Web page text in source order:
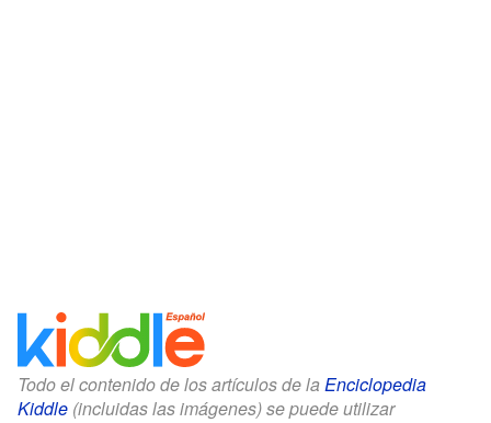
Todo el contenido de los artículos de la Enciclopedia
Kiddle (incluidas las imágenes) se puede utilizar